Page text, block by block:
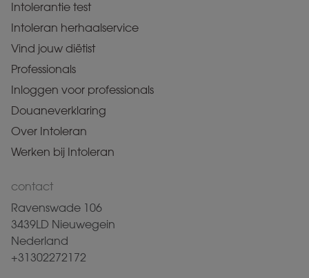
Intolerantie test
Intoleran herhaalservice
Vind jouw diëtist
Professionals
Inloggen voor professionals
Douaneverklaring
Over Intoleran
Werken bij Intoleran
contact
Ravenswade 106
3439LD Nieuwegein
Nederland
+31302272172